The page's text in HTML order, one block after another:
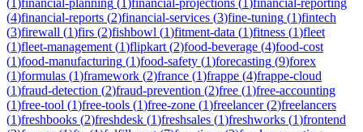
(4)financial-reports (2)financial-services (3)fine-tuning (1)fintech
(3)firewall (1)firs (2)fishbowl (1)fitment-data (1)fitness (1)fleet
(1)fleet-management (1)flipkart (2)food-beverage (4)food-cost
(1)food-manufacturing (1)food-safety (1)forecasting (9)forex
(1)formulas (1)framework (2)france (1)frappe (4)frappe-cloud
(1)fraud-detection (2)fraud-prevention (2)free (1)free-accounting
(1)free-tool (1)free-tools (1)free-zone (1)freelancer(2)freelancers
(1)freshbooks (2)freshdesk (1)freshsales (1)freshworks (1)frontend